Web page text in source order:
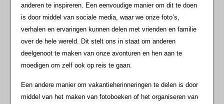
anderen te inspireren. Een eenvoudige manier om dit te doen
is door middel van sociale media, waar we onze foto’s,
verhalen en ervaringen kunnen delen met vrienden en familie
over de hele wereld. Dit stelt ons in staat om anderen
deelgenoot te maken van onze avonturen en hen aan te
moedigen om zelf ook op reis te gaan.
Een andere manier om vakantieherinneringen te delen is door
middel van het maken van fotoboeken of het organiseren van